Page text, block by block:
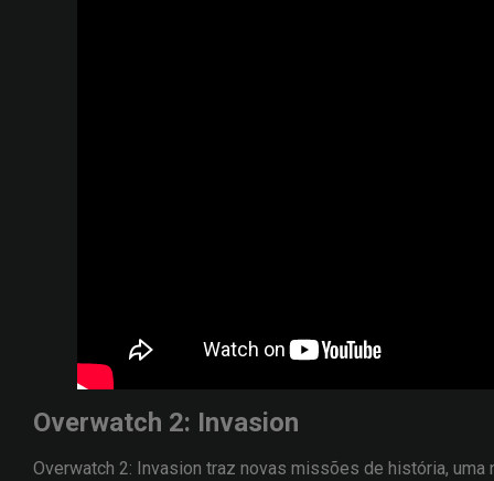
Overwatch 2: Invasion
Overwatch 2: Invasion traz novas missões de história,